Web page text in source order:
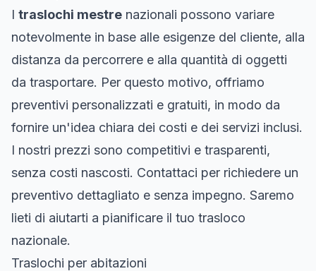
I traslochi mestre nazionali possono variare
notevolmente in base alle esigenze del cliente, alla
distanza da percorrere e alla quantità di oggetti
da trasportare. Per questo motivo, offriamo
preventivi personalizzati e gratuiti, in modo da
fornire un'idea chiara dei costi e dei servizi inclusi.
I nostri prezzi sono competitivi e trasparenti,
senza costi nascosti. Contattaci per richiedere un
preventivo dettagliato e senza impegno. Saremo
lieti di aiutarti a pianificare il tuo trasloco
nazionale.
Traslochi per abitazioni